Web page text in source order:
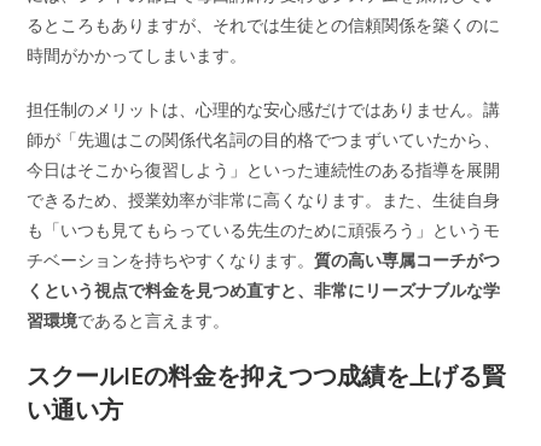
るところもありますが、それでは生徒との信頼関係を築くのに
時間がかかってしまいます。
担任制のメリットは、心理的な安心感だけではありません。講
師が「先週はこの関係代名詞の目的格でつまずいていたから、
今日はそこから復習しよう」といった連続性のある指導を展開
できるため、授業効率が非常に高くなります。また、生徒自身
も「いつも見てもらっている先生のために頑張ろう」というモ
チベーションを持ちやすくなります。質の高い専属コーチがつ
くという視点で料金を見つめ直すと、非常にリーズナブルな学
習環境であると言えます。
スクールIEの料金を抑えつつ成績を上げる賢
い通い方